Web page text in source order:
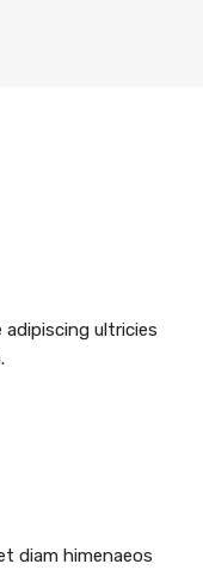
adipiscing ultricies
diam himenaeos